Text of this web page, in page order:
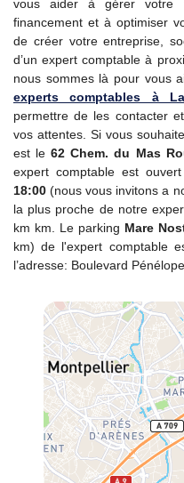
vous aider à gérer votre
financement et à optimiser
de créer votre entreprise,
d’un expert comptable à
nous sommes là pour vous
experts comptables à
permettre de les contacter
vos attentes. Si vous
est le62 Chem. du Mas
expert comptable est
18:00 (nous vous invitons a
la plus proche de notre
km km. Le parking Mare
km) de l'expert comptable
l’adresse: Boulevard